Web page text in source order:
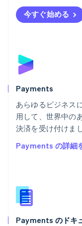
今すぐ始める
Payments
あらゆるビジネス
用して、世界中の
決済を受け付けま
Payments の詳細
Payments のドキ
EnglishSvenska
ブラジル
ブルガリア
English
Nederlands
English
ポルトガル
PortuguêsEnglish
English
Español
ラトビア
リトアニア